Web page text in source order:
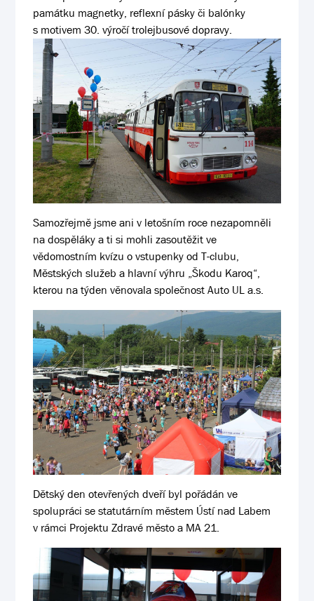
památku magnetky, reflexní pásky či balónky
s motivem 30. výročí trolejbusové dopravy.
Samozřejmě jsme ani v letošním roce nezapomněli
na dospěláky a ti si mohli zasoutěžit ve
vědomostním kvízu o vstupenky od T-clubu,
Městských služeb a hlavní výhru „Škodu Karoq“,
kterou na týden věnovala společnost Auto UL a.s.
Dětský den otevřených dveří byl pořádán ve
spolupráci se statutárním městem Ústí nad Labem
v rámci Projektu Zdravé město a MA 21.